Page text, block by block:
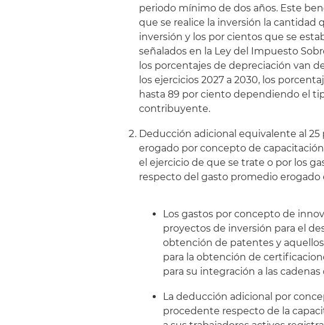
periodo mínimo de dos años. Este
que se realice la inversión la cantidad
inversión y los por cientos que se
señalados en la Ley del Impuesto
los porcentajes de depreciación van
los ejercicios 2027 a 2030, los
hasta 89 por ciento dependiendo el
contribuyente.
Deducción adicional equivalente al
erogado por concepto de
el ejercicio de que se trate o por los
respecto del gasto promedio erogado
Los gastos por concepto de
proyectos de inversión para el
obtención de patentes y
para la obtención de
para su integración a las
La deducción adicional por
procedente respecto de la